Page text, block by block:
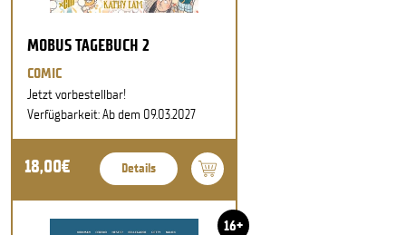
MOBUS TAGEBUCH 2
COMIC
Jetzt vorbestellbar!
Verfügbarkeit: Ab dem 09.03.2027
18,00€ Details
16+